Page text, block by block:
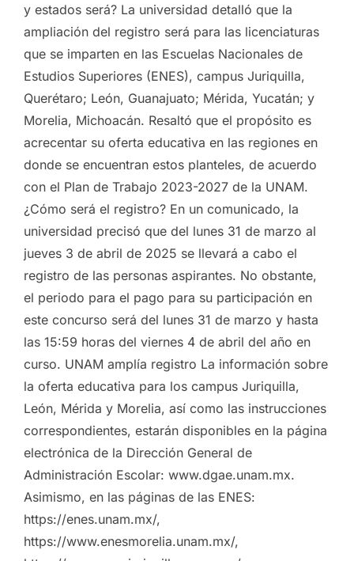
y estados será? La universidad detalló que la
ampliación del registro será para las licenciaturas
que se imparten en las Escuelas Nacionales de
Estudios Superiores (ENES), campus Juriquilla,
Querétaro; León, Guanajuato; Mérida, Yucatán; y
Morelia, Michoacán. Resaltó que el propósito es
acrecentar su oferta educativa en las regiones en
donde se encuentran estos planteles, de acuerdo
con el Plan de Trabajo 2023-2027 de la UNAM.
¿Cómo será el registro? En un comunicado, la
universidad precisó que del lunes 31 de marzo al
jueves 3 de abril de 2025 se llevará a cabo el
registro de las personas aspirantes. No obstante,
el periodo para el pago para su participación en
este concurso será del lunes 31 de marzo y hasta
las 15:59 horas del viernes 4 de abril del año en
curso. UNAM amplía registro La información sobre
la oferta educativa para los campus Juriquilla,
León, Mérida y Morelia, así como las instrucciones
correspondientes, estarán disponibles en la página
electrónica de la Dirección General de
Administración Escolar: www.dgae.unam.mx.
Asimismo, en las páginas de las ENES:
https://enes.unam.mx/,
https://www.enesmorelia.unam.mx/,